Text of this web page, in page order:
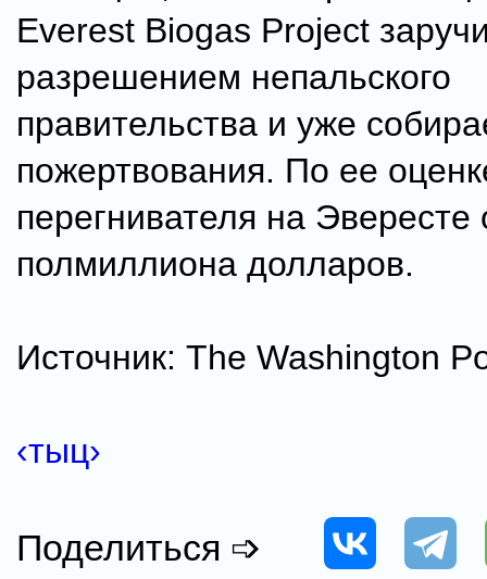
Everest Biogas Project
разрешением непальского
правительства и уже
пожертвования. По ее
перегнивателя на Эвересте
полмиллиона долларов.
Источник: The Washington
‹тыц›
Поделиться ➩